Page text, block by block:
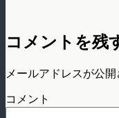
コメントを残
メールアドレスが公開
コメント